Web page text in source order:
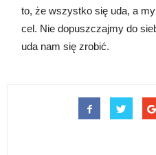
to, że wszystko się uda, a
cel. Nie dopuszczajmy do
uda nam się zrobić.